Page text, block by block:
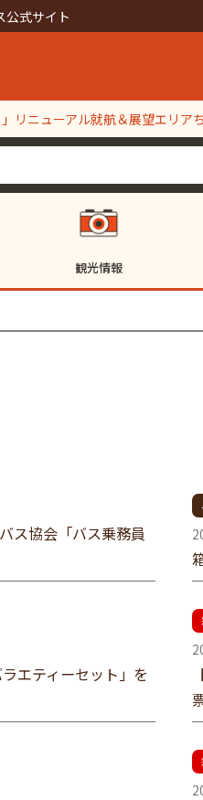
式サイト
リニューアル就航＆展望エリア
観光情報
ス協会「バス乗務員
エティーセット」を